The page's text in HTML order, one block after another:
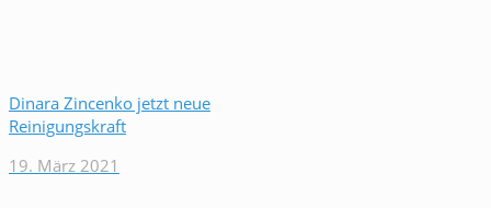
Dinara Zincenko jetzt neue
Reinigungskraft
19. März 2021